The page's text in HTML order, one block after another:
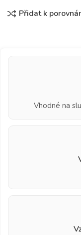
Přidat k
Vhodné na